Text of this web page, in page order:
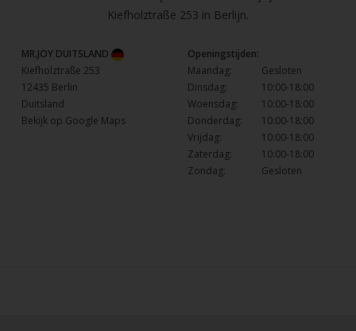
Kiefholztraße 253 in Berlijn.
MR.JOY DUITSLAND
Kiefholztraße 253
12435 Berlin
Duitsland
Bekijk op Google Maps
Openingstijden:
Maandag:
Gesloten
Dinsdag:
10:00-18:00
Woensdag:
10:00-18:00
Donderdag:
10:00-18:00
Vrijdag:
10:00-18:00
Zaterdag:
10:00-18:00
Zondag:
Gesloten